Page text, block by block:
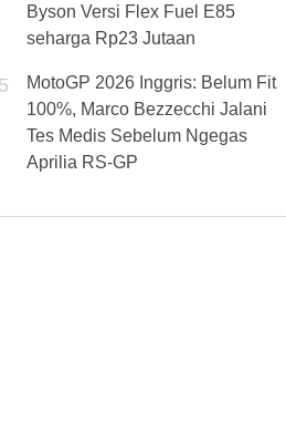
Byson Versi Flex Fuel E85
seharga Rp23 Jutaan
MotoGP 2026 Inggris: Belum Fit
100%, Marco Bezzecchi Jalani
Tes Medis Sebelum Ngegas
Aprilia RS-GP